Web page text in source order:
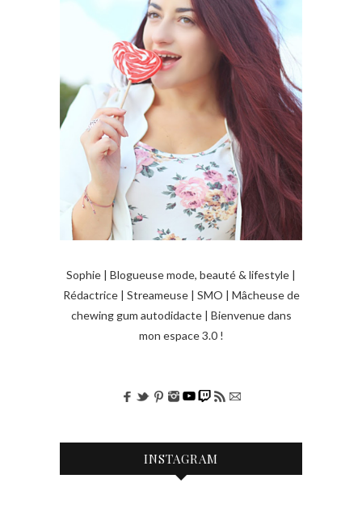
Sophie | Blogueuse mode, beauté & lifestyle |
Rédactrice | Streameuse | SMO | Mâcheuse de
chewing gum autodidacte | Bienvenue dans
mon espace 3.0 !
INSTAGRAM